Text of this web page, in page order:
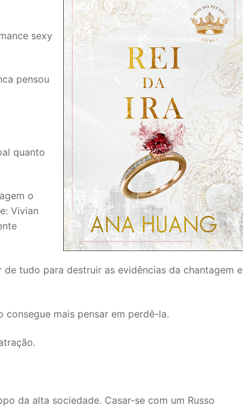
sexy
pensou
quanto
o
Vivian
tudo para destruir as evidências da chantagem e
mais pensar em perdê-la.
da alta sociedade. Casar-se com um Russo